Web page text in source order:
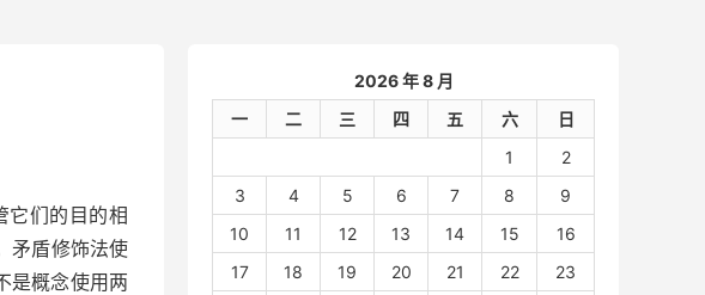
它们的目的相
矛盾修饰法使
是概念使用两
2026 年 8 月
一
二 三 四 五 六
日
1
2
3
4 5 6 7 8
9
10
11 12 13 14 15
16
17
18 19 20 21 22
23